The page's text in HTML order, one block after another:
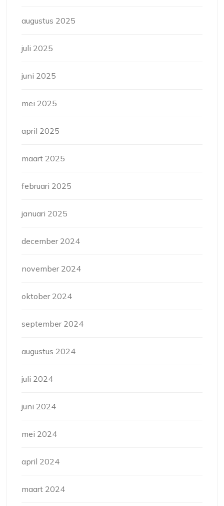
augustus 2025
juli 2025
juni 2025
mei 2025
april 2025
maart 2025
februari 2025
januari 2025
december 2024
november 2024
oktober 2024
september 2024
augustus 2024
juli 2024
juni 2024
mei 2024
april 2024
maart 2024